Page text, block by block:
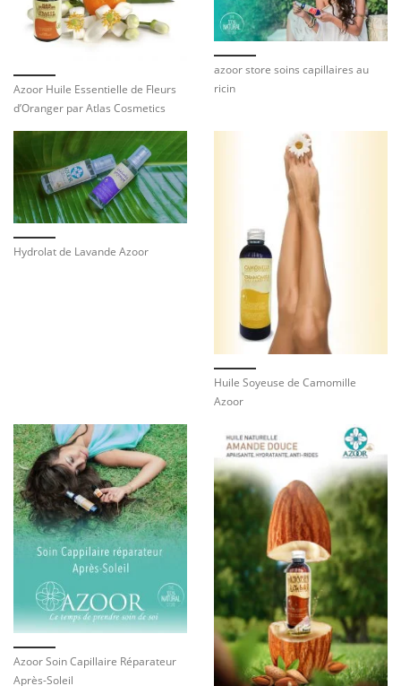
Azoor Huile Essentielle de Fleurs
d’Oranger par Atlas Cosmetics
azoor store soins capillaires au
ricin
Hydrolat de Lavande Azoor
Huile Soyeuse de Camomille
Azoor
Azoor Soin Capillaire Réparateur
Après-Soleil